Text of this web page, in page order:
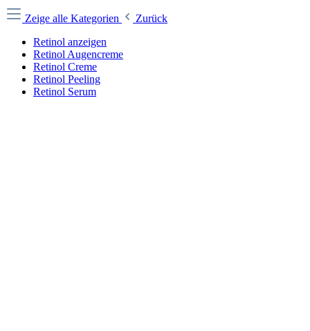
Zeige alle Kategorien
Zurück
Retinol anzeigen
Retinol Augencreme
Retinol Creme
Retinol Peeling
Retinol Serum